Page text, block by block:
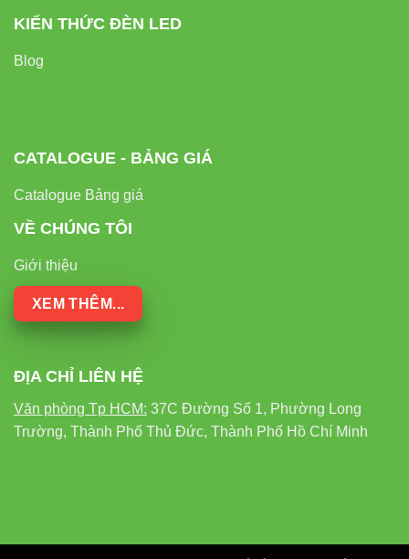
KIẾN THỨC ĐÈN LED
Blog
CATALOGUE - BẢNG GIÁ
Catalogue Bảng giá
VỀ CHÚNG TÔI
Giới thiệu
XEM THÊM...
ĐỊA CHỈ LIÊN HỆ
Văn phòng Tp HCM: 37C Đường Số 1, Phường Long
Trường, Thành Phố Thủ Đức, Thành Phố Hồ Chí Minh